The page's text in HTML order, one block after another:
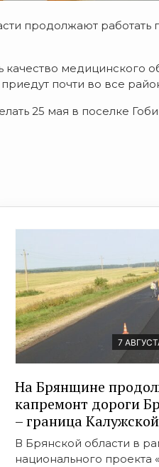
продолжают
медицинского
почти во все
25 мая в поселке
7
На Брянщине
капремонт дороги
– граница
В Брянской области в
национального проекта